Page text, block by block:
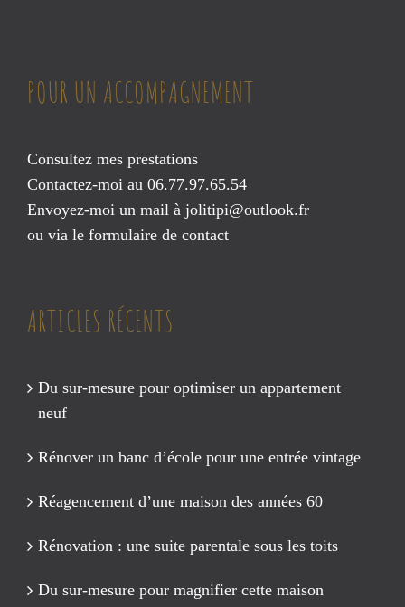
POUR UN ACCOMPAGNEMENT
Consultez mes prestations
Contactez-moi au 06.77.97.65.54
Envoyez-moi un mail à jolitipi@outlook.fr
ou via le formulaire de contact
ARTICLES RÉCENTS
Du sur-mesure pour optimiser un appartement
neuf
Rénover un banc d’école pour une entrée vintage
Réagencement d’une maison des années 60
Rénovation : une suite parentale sous les toits
Du sur-mesure pour magnifier cette maison